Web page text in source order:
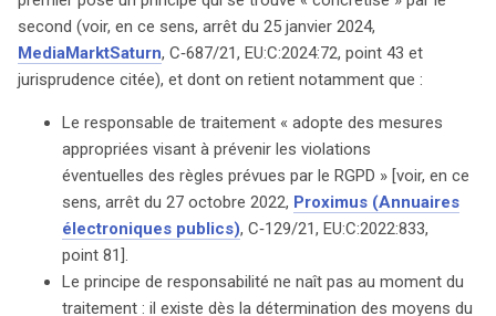
second (voir, en ce sens, arrêt du 25 janvier 2024,
MediaMarktSaturn, C‑687/21, EU:C:2024:72, point 43 et
jurisprudence citée), et dont on retient notamment que :
Le responsable de traitement « adopte des mesures
appropriées visant à prévenir les violations
éventuelles des règles prévues par le RGPD » [voir, en ce
sens, arrêt du 27 octobre 2022, Proximus (Annuaires
électroniques publics), C‑129/21, EU:C:2022:833,
point 81].
Le principe de responsabilité ne naît pas au moment du
traitement : il existe dès la détermination des moyens du